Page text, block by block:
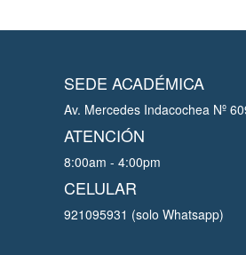
SEDE ACADÉMICA
Av. Mercedes Indacochea Nº
ATENCIÓN
8:00am - 4:00pm
CELULAR
921095931 (solo Whatsapp)